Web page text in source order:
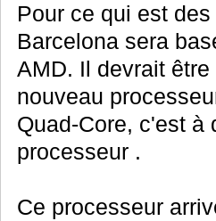
Pour ce qui est
Barcelona sera
AMD. Il devrait
nouveau
Quad-Core, c'est à
processeur .
Ce processeur